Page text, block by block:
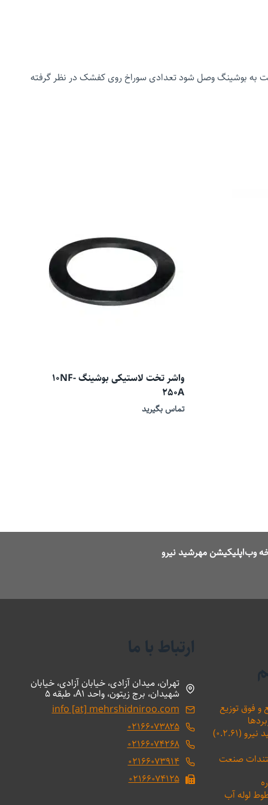
به بوشینگ وصل شود تعدادی سوراخ روی کفشک در نظر گرفته
واشر تخت لاستیکی بوشینگ 10NF-
250A
تماس بگیرید
وب‌اپلیکیشن مهرشید نیرو
و فوق توزیع
(۰.۲.۶۱)
صنعت
لوله آب
ارتباط با ما
تهران، میدان آزادی، خیابان آزادی، خیابان
شهیدان، برج زیتون، واحد A1، طبقه 5
info [at] mehrshidniroo.com
۰۲۱۶۶۰۷۳۸۲۵
۰۲۱۶۶۰۷۴۲۶۸
۰۲۱۶۶۰۷۳۹۱۴
۰۲۱۶۶۰۷۴۱۲۵